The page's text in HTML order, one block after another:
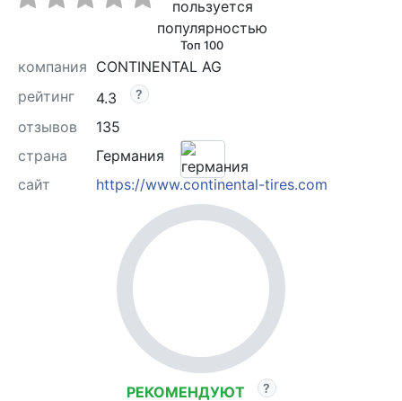
Топ 100
компания CONTINENTAL AG
рейтинг
4.3
отзывов
135
страна
Германия
сайт
https://www.continental-tires.com
РЕКОМЕНДУЮТ